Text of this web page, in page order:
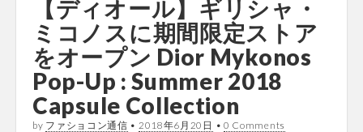
【ディオール】ギリシャ・
ミコノスに期間限定ストア
をオープン Dior Mykonos
Pop-Up : Summer 2018
Capsule Collection
by ファショコン通信 • 2018年6月20日 • 0 Comments